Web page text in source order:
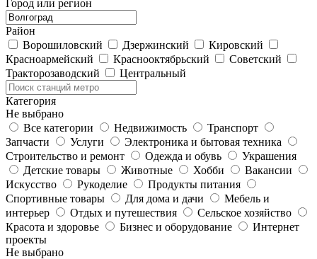
Город или регион
Район
Ворошиловский
Дзержинский
Кировский
Красноармейский
Краснооктябрьский
Советский
Тракторозаводский
Центральный
Категория
Не выбрано
Все категории
Недвижимость
Транспорт
Запчасти
Услуги
Электроника и бытовая техника
Строительство и ремонт
Одежда и обувь
Украшения
Детские товары
Животные Хобби
Вакансии
Искусство
Рукоделие
Продукты питания
Спортивные товары
Для дома и дачи
Мебель и
интерьер
Отдых и путешествия
Сельское хозяйство
Красота и здоровье
Бизнес и оборудование
Интернет
проекты
Не выбрано